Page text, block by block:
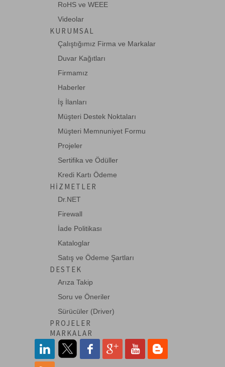
Haikon
HIKVISION
Huawei
Intracom
Legrand
Leviton
Lindy
Mean Well
Mustech
Netgear
Planet
QuWireless
RansNet
roline
Schneider
Schukat
Sharp
RoHS ve WEEE
Videolar
KURUMSAL
Çalıştığımız Firma ve Markalar
Duvar Kağıtları
Firmamız
Haberler
İş İlanları
Müşteri Destek Noktaları
Müşteri Memnuniyet Formu
Projeler
Sertifika ve Ödüller
Kredi Kartı Ödeme
HIZMETLER
Dr.NET
Firewall
İade Politikası
Kataloglar
Satış ve Ödeme Şartları
DESTEK
Arıza Takip
Soru ve Öneriler
Sürücüler (Driver)
PROJELER
MARKALAR